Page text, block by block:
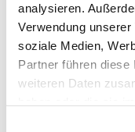
analysieren.
Verwendung
soziale Medien,
Partner führen
weiteren Daten